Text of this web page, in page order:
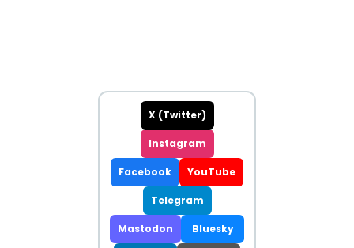
X (Twitter)
Instagram
Facebook YouTube
Telegram
Mastodon Bluesky